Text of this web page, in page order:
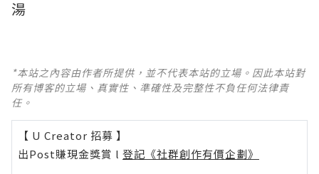
湯
*本站之內容由作者所提供，並不代表本站的立場。因此本站對
所有博客的立場、真實性、準確性及完整性不負任何法律責
任。
【 U Creator 招募 】
出Post賺現金獎賞 l 登記《社群創作有價企劃》